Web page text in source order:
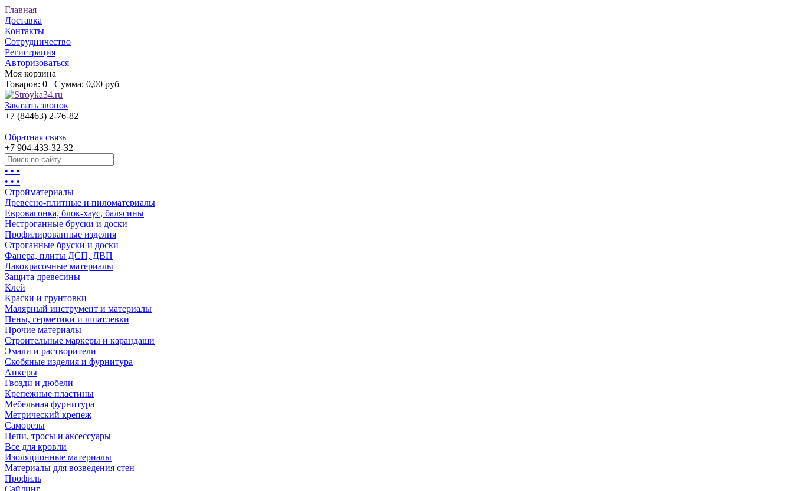
Главная
Доставка
Контакты
Сотрудничество
Регистрация
Авторизоваться
Моя корзина
Товаров: 0 Сумма: 0,00 руб
Заказать звонок
+7 (84463) 2-76-82
Обратная связь
+7 904-433-32-32
• • •
• • •
Стройматериалы
Древесно-плитные и пиломатериалы
Евровагонка, блок-хаус, балясины
Нестроганные бруски и доски
Профилированные изделия
Строганные бруски и доски
Фанера, плиты ДСП, ДВП
Лакокрасочные материалы
Защита древесины
Клей
Краски и грунтовки
Малярный инструмент и материалы
Пены, герметики и шпатлевки
Прочие материалы
Строительные маркеры и карандаши
Эмали и растворители
Скобяные изделия и фурнитура
Анкеры
Гвозди и дюбели
Крепежные пластины
Мебельная фурнитура
Метрический крепеж
Саморезы
Цепи, тросы и аксессуары
Все для кровли
Изоляционные материалы
Материалы для возведения стен
Профиль
Сайдинг